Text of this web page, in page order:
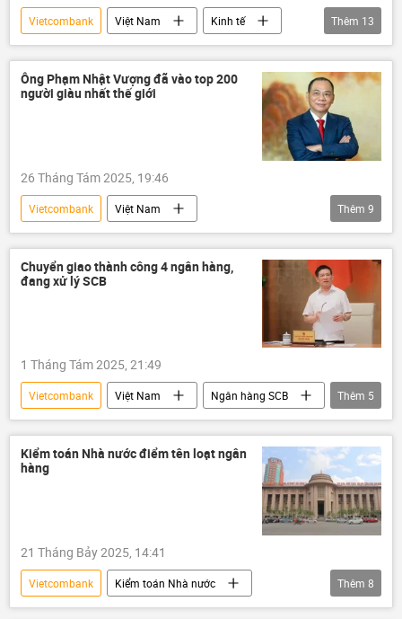
Vietcombank Việt Nam
Kinh tế
doanh nghiệp
Kinh doanh
doanh nhân
Thế giới
GDP
ngân hàng
Vinatex
VIETINBANK
PV GAS
Thêm 13
Ông Phạm Nhật Vượng đã vào top 200
người giàu nhất thế giới
26 Tháng Tám 2025, 19:46
Vietcombank
Việt Nam
Phạm Nhật Vượng
Kinh doanh
Vincom
Vinhomes
Vingroup
tài sản
Thêm 9
Chuyển giao thành công 4 ngân hàng,
đang xử lý SCB
1 Tháng Tám 2025, 21:49
Vietcombank Việt Nam
Ngân hàng SCB
Hồ Đức Phớc
Kinh tế
VPBank
Oceanbank
GDP
Thêm 5
Kiểm toán Nhà nước điểm tên loạt ngân
hàng
21 Tháng Bảy 2025, 14:41
Vietcombank
Kiểm toán Nhà nước
Việt Nam
Ngân hàng Nhà nước VN
Thêm 8